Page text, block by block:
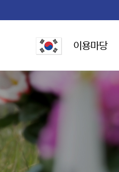
이용마당